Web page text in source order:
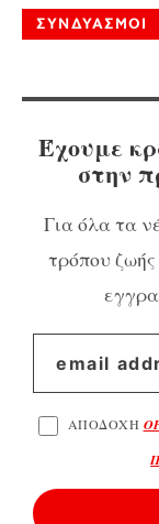
ΣΥΝΔΥΑΣΜΟΙ
Έχουμε
στην
Για όλα τα
τρόπου
ΑΠΟΔΟΧΗ